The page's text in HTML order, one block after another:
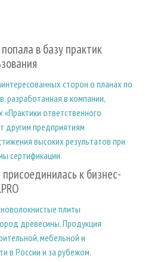
в базу практик
сторон о планах по
разработанная в компании,
ответственного
другим предприятиям
высоких результатов при
сертификации.
к бизнес-
плиты
древесины. Продукция
мебельной и
в России и за рубежом.